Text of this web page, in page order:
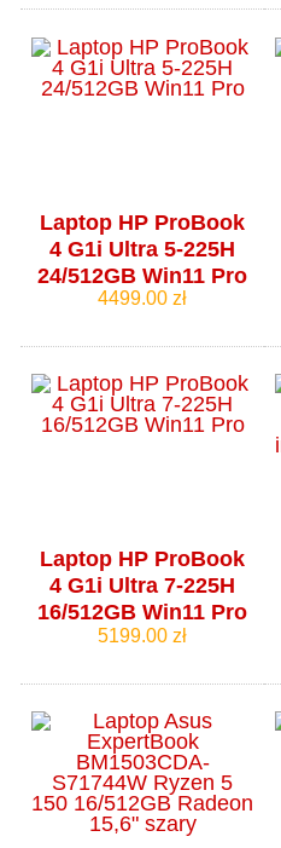
Laptop HP ProBook
4 G1i Ultra 5-225H
24/512GB Win11 Pro
4499.00 zł
Laptop HP ProBook
4 G1i Ultra 7-225H
16/512GB Win11 Pro
5199.00 zł